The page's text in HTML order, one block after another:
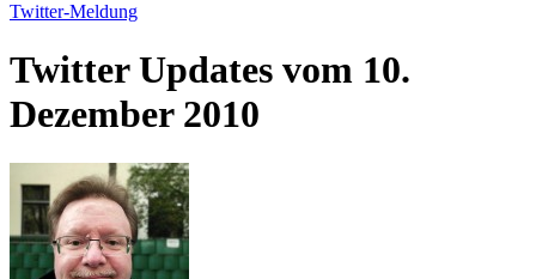
Twitter-Meldung
Twitter Updates vom 10.
Dezember 2010